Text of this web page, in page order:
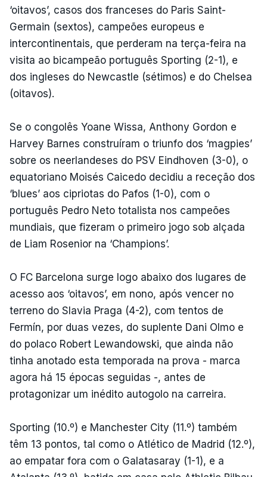
‘oitavos’, casos dos franceses do Paris Saint-
Germain (sextos), campeões europeus e
intercontinentais, que perderam na terça-feira na
visita ao bicampeão português Sporting (2-1), e
dos ingleses do Newcastle (sétimos) e do Chelsea
(oitavos).
Se o congolês Yoane Wissa, Anthony Gordon e
Harvey Barnes construíram o triunfo dos ‘magpies’
sobre os neerlandeses do PSV Eindhoven (3-0), o
equatoriano Moisés Caicedo decidiu a receção dos
‘blues’ aos cipriotas do Pafos (1-0), com o
português Pedro Neto totalista nos campeões
mundiais, que fizeram o primeiro jogo sob alçada
de Liam Rosenior na ‘Champions’.
O FC Barcelona surge logo abaixo dos lugares de
acesso aos ‘oitavos’, em nono, após vencer no
terreno do Slavia Praga (4-2), com tentos de
Fermín, por duas vezes, do suplente Dani Olmo e
do polaco Robert Lewandowski, que ainda não
tinha anotado esta temporada na prova - marca
agora há 15 épocas seguidas -, antes de
protagonizar um inédito autogolo na carreira.
Sporting (10.º) e Manchester City (11.º) também
têm 13 pontos, tal como o Atlético de Madrid (12.º),
ao empatar fora com o Galatasaray (1-1), e a